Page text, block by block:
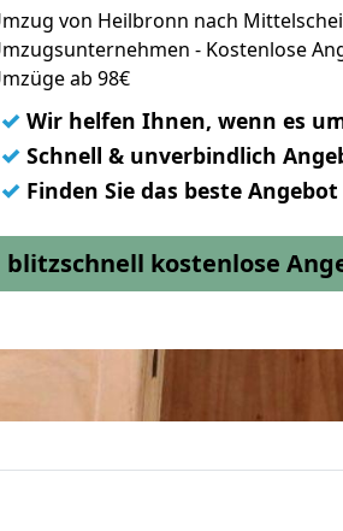
von Heilbronn nach
- Kostenlose
ab 98€
✓ Wir helfen Ihnen, wenn es
✓ Schnell & unverbindlich
✓ Finden Sie das beste
blitzschnell kostenlose